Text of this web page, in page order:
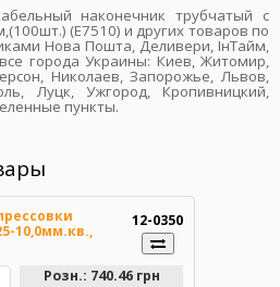
наконечник трубчатый с
(Е7510) и других товаров по
Нова Пошта, Деливери, ІнТайм,
города Украины: Киев, Житомир,
Николаев, Запорожье, Львов,
Луцк, Ужгород, Кропивницкий,
пункты.
10,0мм.кв.,
12-0350
Розн.: 740.46грн